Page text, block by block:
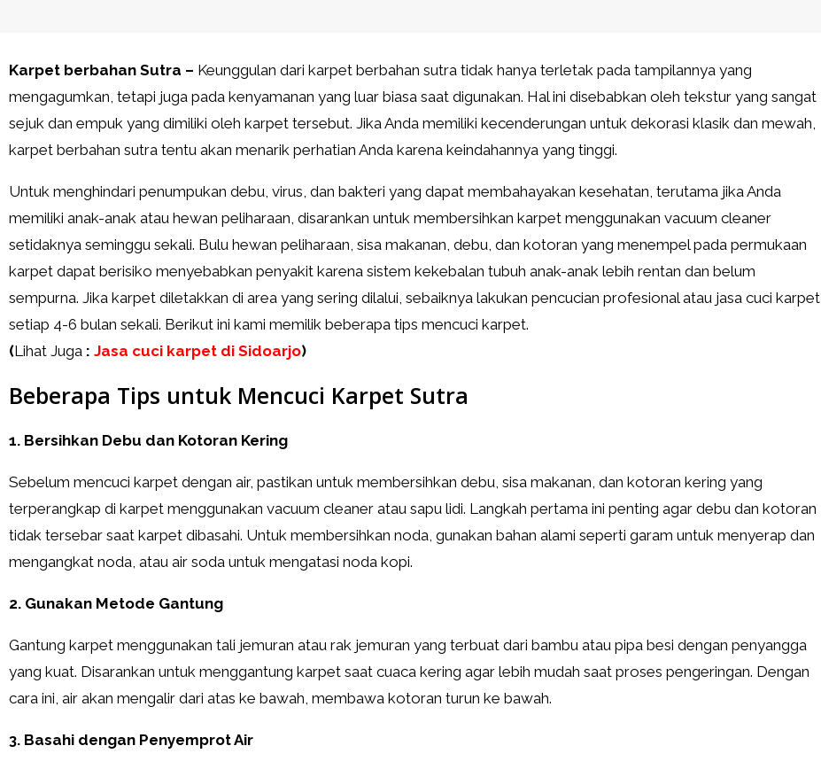
Karpet berbahan Sutra – Keunggulan dari karpet berbahan sutra tidak hanya terletak pada tampilannya yang
mengagumkan, tetapi juga pada kenyamanan yang luar biasa saat digunakan. Hal ini disebabkan oleh tekstur yang sangat
sejuk dan empuk yang dimiliki oleh karpet tersebut. Jika Anda memiliki kecenderungan untuk dekorasi klasik dan mewah,
karpet berbahan sutra tentu akan menarik perhatian Anda karena keindahannya yang tinggi.
Untuk menghindari penumpukan debu, virus, dan bakteri yang dapat membahayakan kesehatan, terutama jika Anda
memiliki anak-anak atau hewan peliharaan, disarankan untuk membersihkan karpet menggunakan vacuum cleaner
setidaknya seminggu sekali. Bulu hewan peliharaan, sisa makanan, debu, dan kotoran yang menempel pada permukaan
karpet dapat berisiko menyebabkan penyakit karena sistem kekebalan tubuh anak-anak lebih rentan dan belum
sempurna. Jika karpet diletakkan di area yang sering dilalui, sebaiknya lakukan pencucian profesional atau jasa cuci karpet
setiap 4-6 bulan sekali. Berikut ini kami memilik beberapa tips mencuci karpet.
(Lihat Juga : Jasa cuci karpet di Sidoarjo)
Beberapa Tips untuk Mencuci Karpet Sutra
1. Bersihkan Debu dan Kotoran Kering
Sebelum mencuci karpet dengan air, pastikan untuk membersihkan debu, sisa makanan, dan kotoran kering yang
terperangkap di karpet menggunakan vacuum cleaner atau sapu lidi. Langkah pertama ini penting agar debu dan kotoran
tidak tersebar saat karpet dibasahi. Untuk membersihkan noda, gunakan bahan alami seperti garam untuk menyerap dan
mengangkat noda, atau air soda untuk mengatasi noda kopi.
2. Gunakan Metode Gantung
Gantung karpet menggunakan tali jemuran atau rak jemuran yang terbuat dari bambu atau pipa besi dengan penyangga
yang kuat. Disarankan untuk menggantung karpet saat cuaca kering agar lebih mudah saat proses pengeringan. Dengan
cara ini, air akan mengalir dari atas ke bawah, membawa kotoran turun ke bawah.
3. Basahi dengan Penyemprot Air